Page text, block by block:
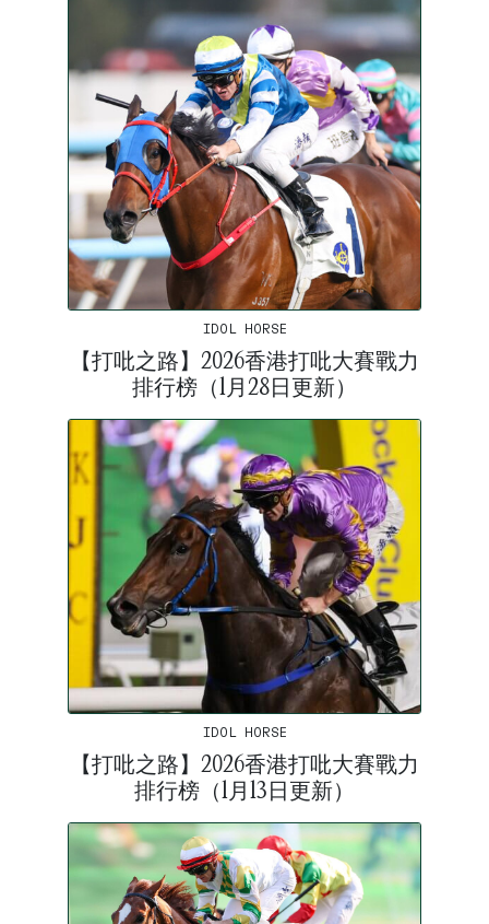
IDOL HORSE
【打吡之路】2026香港打吡大賽戰力
排行榜（1月28日更新）
IDOL HORSE
【打吡之路】2026香港打吡大賽戰力
排行榜（1月13日更新）